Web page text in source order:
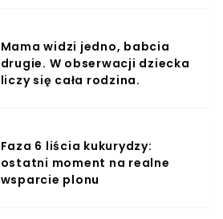
Mama widzi jedno, babcia
drugie. W obserwacji dziecka
liczy się cała rodzina.
Faza 6 liścia kukurydzy:
ostatni moment na realne
wsparcie plonu